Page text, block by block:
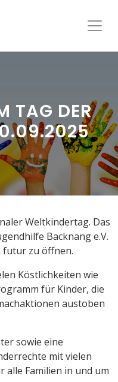
TAG DER
Weltkindertag. Das
Backnang e.V.
futur zu öffnen.
Köstlichkeiten wie
für Kinder, die
austoben
sowie eine
mit vielen
alle Familien in und um